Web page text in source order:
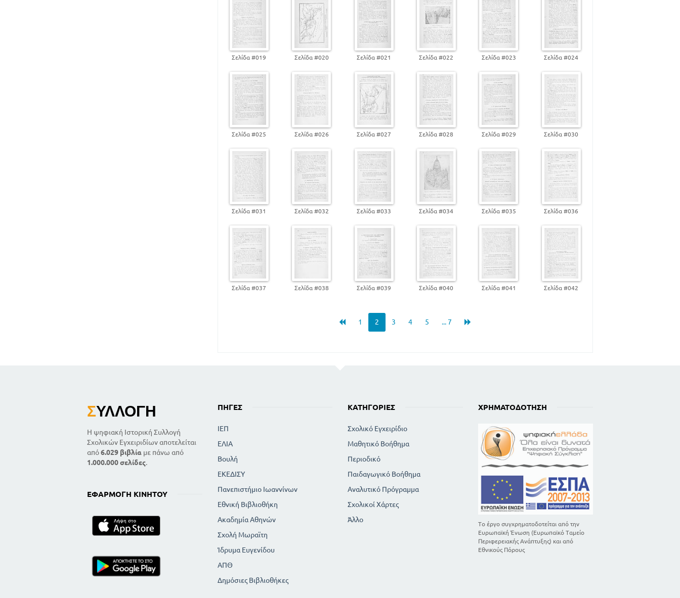
Σελίδα #019 Σελίδα #020 Σελίδα #021 Σελίδα #022 Σελίδα #023 Σελίδα #024
Σελίδα #025 Σελίδα #026 Σελίδα #027 Σελίδα #028 Σελίδα #029 Σελίδα #030
Σελίδα #031 Σελίδα #032 Σελίδα #033 Σελίδα #034 Σελίδα #035 Σελίδα #036
Σελίδα #037 Σελίδα #038 Σελίδα #039 Σελίδα #040 Σελίδα #041 Σελίδα #042
1 2 3 4 5 ... 7
ΣΥΛΛΟΓΉ
Η ψηφιακή Ιστορική Συλλογή
Σχολικών Εγχειριδίων αποτελείται
από6.029 βιβλία με πάνω από
1.000.000 σελίδες.
ΕΦΑΡΜΟΓΉ ΚΙΝΗΤΟΎ
ΠΗΓΈΣ
ΙΕΠ
ΕΛΙΑ
Βουλή
ΕΚΕΔΙΣΥ
Πανεπιστήμιο Ιωαννίνων
Εθνική Βιβλιοθήκη
Ακαδημία Αθηνών
Σχολή Μωραϊτη
Ίδρυμα Ευγενίδου
ΑΠΘ
Δημόσιες Βιβλιοθήκες
ΚΑΤΗΓΟΡΊΕΣ
Σχολικό Εγχειρίδιο
Μαθητικό Βοήθημα
Περιοδικό
Παιδαγωγικό Βοήθημα
Αναλυτικό Πρόγραμμα
Σχολικοί Χάρτες
Άλλο
ΧΡΗΜΑΤΟΔΌΤΗΣΗ
Το έργο συγχρηματοδοτείται από την
Ευρωπαϊκή Ένωση (Ευρωπαϊκό Ταμείο
Περιφερειακής Ανάπτυξης) και από
Εθνικούς Πόρους